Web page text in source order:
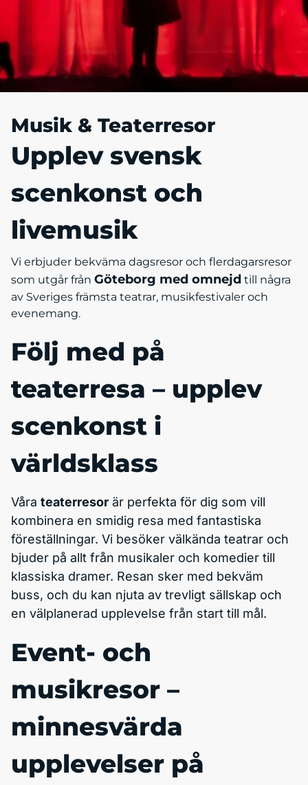
Musik & Teaterresor
Upplev svensk
scenkonst och
livemusik
Vi erbjuder bekväma dagsresor och flerdagarsresor
som utgår från Göteborg med omnejd till några
av Sveriges främsta teatrar, musikfestivaler och
evenemang.
Följ med på
teaterresa – upplev
scenkonst i
världsklass
Våra teaterresor är perfekta för dig som vill
kombinera en smidig resa med fantastiska
föreställningar. Vi besöker välkända teatrar och
bjuder på allt från musikaler och komedier till
klassiska dramer. Resan sker med bekväm
buss, och du kan njuta av trevligt sällskap och
en välplanerad upplevelse från start till mål.
Event- och
musikresor –
minnesvärda
upplevelser på